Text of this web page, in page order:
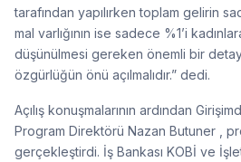
tarafından yapılırken toplam gelirin
mal varlığının ise sadece %1’i
düşünülmesi gereken önemli bir
özgürlüğün önü açılmalıdır.” dedi.
Açılış konuşmalarının ardından
Program Direktörü Nazan Butuner ,
gerçekleştirdi. İş Bankası KOBİ ve